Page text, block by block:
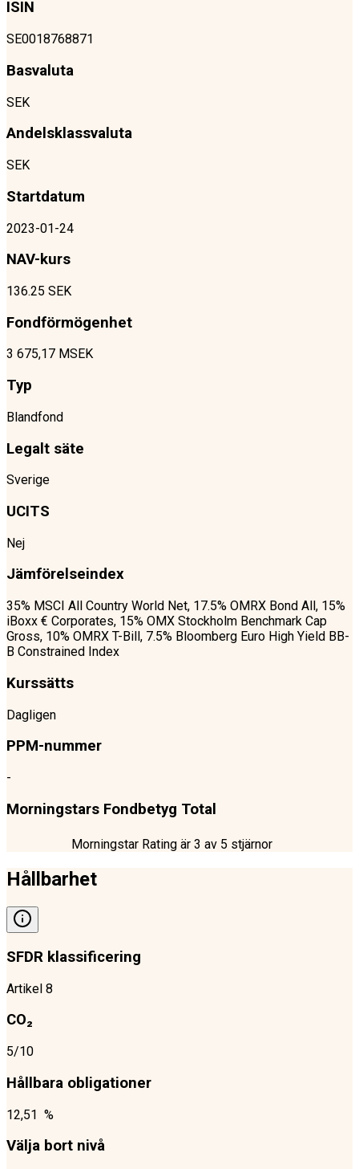
ISIN
SE0018768871
Basvaluta
SEK
Andelsklassvaluta
SEK
Startdatum
2023-01-24
NAV-kurs
136.25 SEK
Fondförmögenhet
3 675,17 MSEK
Typ
Blandfond
Legalt säte
Sverige
UCITS
Nej
Jämförelseindex
35% MSCI All Country World Net, 17.5% OMRX Bond All, 15%
iBoxx € Corporates, 15% OMX Stockholm Benchmark Cap
Gross, 10% OMRX T-Bill, 7.5% Bloomberg Euro High Yield BB-
B Constrained Index
Kurssätts
Dagligen
PPM-nummer
-
Morningstars Fondbetyg Total
Morningstar Rating är 3 av 5 stjärnor
Hållbarhet
SFDR klassificering
Artikel 8
CO₂
5/10
Hållbara obligationer
12,51 %
Välja bort nivå